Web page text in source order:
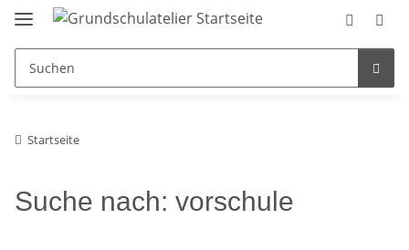
Startseite
Suche nach: vorschule